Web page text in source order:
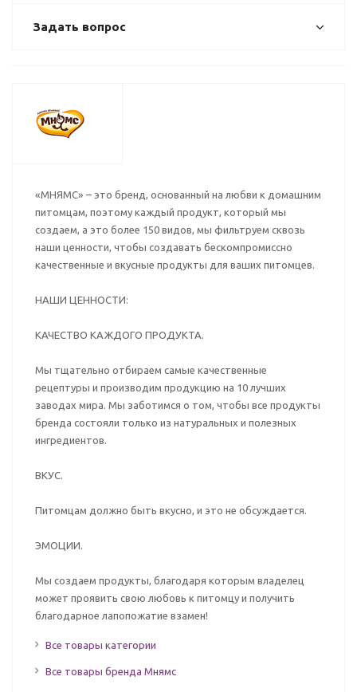
Задать вопрос
«МНЯМС» – это бренд, основанный на любви к домашним
питомцам, поэтому каждый продукт, который мы
создаем, а это более 150 видов, мы фильтруем сквозь
наши ценности, чтобы создавать бескомпромиссно
качественные и вкусные продукты для ваших питомцев.
НАШИ ЦЕННОСТИ:
КАЧЕСТВО КАЖДОГО ПРОДУКТА.
Мы тщательно отбираем самые качественные
рецептуры и производим продукцию на 10 лучших
заводах мира. Мы заботимся о том, чтобы все продукты
бренда состояли только из натуральных и полезных
ингредиентов.
ВКУС.
Питомцам должно быть вкусно, и это не обсуждается.
ЭМОЦИИ.
Мы создаем продукты, благодаря которым владелец
может проявить свою любовь к питомцу и получить
благодарное лапопожатие взамен!
Все товары категории
Все товары бренда Мнямс